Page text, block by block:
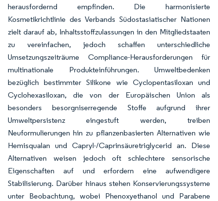
herausfordernd empfinden. Die harmonisierte
Kosmetikrichtlinie des Verbands Südostasiatischer Nationen
zielt darauf ab, Inhaltsstoffzulassungen in den Mitgliedstaaten
zu vereinfachen, jedoch schaffen unterschiedliche
Umsetzungszeiträume Compliance-Herausforderungen für
multinationale Produkteinführungen. Umweltbedenken
bezüglich bestimmter Silikone wie Cyclopentasiloxan und
Cyclohexasiloxan, die von der Europäischen Union als
besonders besorgniserregende Stoffe aufgrund ihrer
Umweltpersistenz eingestuft werden, treiben
Neuformulierungen hin zu pflanzenbasierten Alternativen wie
Hemisqualan und Capryl-/Caprinsäuretriglycerid an. Diese
Alternativen weisen jedoch oft schlechtere sensorische
Eigenschaften auf und erfordern eine aufwendigere
Stabilisierung. Darüber hinaus stehen Konservierungssysteme
unter Beobachtung, wobei Phenoxyethanol und Parabene